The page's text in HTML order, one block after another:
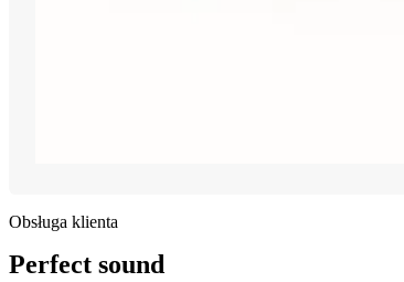
Obsługa klienta
Perfect sound